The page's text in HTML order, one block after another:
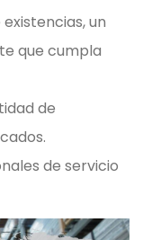
un
que cumpla
de
de servicio